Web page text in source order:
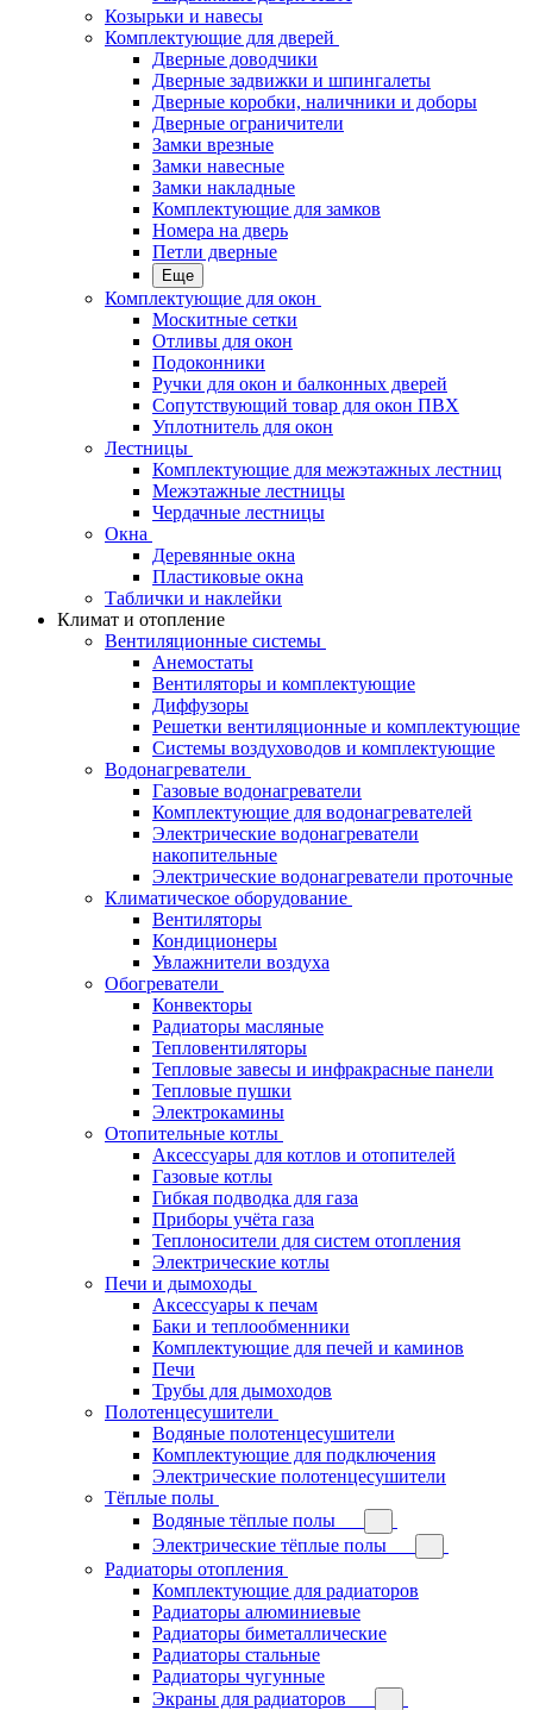
Козырьки и навесы
Комплектующие для дверей
Дверные доводчики
Дверные задвижки и шпингалеты
Дверные коробки, наличники и доборы
Дверные ограничители
Замки врезные
Замки навесные
Замки накладные
Комплектующие для замков
Номера на дверь
Петли дверные
Еще
Комплектующие для окон
Москитные сетки
Отливы для окон
Подоконники
Ручки для окон и балконных дверей
Сопутствующий товар для окон ПВХ
Уплотнитель для окон
Лестницы
Комплектующие для межэтажных лестниц
Межэтажные лестницы
Чердачные лестницы
Окна
Деревянные окна
Пластиковые окна
Таблички и наклейки
Климат и отопление
Вентиляционные системы
Анемостаты
Вентиляторы и комплектующие
Диффузоры
Решетки вентиляционные и комплектующие
Системы воздуховодов и комплектующие
Водонагреватели
Газовые водонагреватели
Комплектующие для водонагревателей
Электрические водонагреватели
накопительные
Электрические водонагреватели проточные
Климатическое оборудование
Вентиляторы
Кондиционеры
Увлажнители воздуха
Обогреватели
Конвекторы
Радиаторы масляные
Тепловентиляторы
Тепловые завесы и инфракрасные панели
Тепловые пушки
Электрокамины
Отопительные котлы
Аксессуары для котлов и отопителей
Газовые котлы
Гибкая подводка для газа
Приборы учёта газа
Теплоносители для систем отопления
Электрические котлы
Печи и дымоходы
Аксессуары к печам
Баки и теплообменники
Комплектующие для печей и каминов
Печи
Трубы для дымоходов
Полотенцесушители
Водяные полотенцесушители
Комплектующие для подключения
Электрические полотенцесушители
Тёплые полы
Водяные тёплые полы
Электрические тёплые полы
Радиаторы отопления
Комплектующие для радиаторов
Радиаторы алюминиевые
Радиаторы биметаллические
Радиаторы стальные
Радиаторы чугунные
Экраны для радиаторов